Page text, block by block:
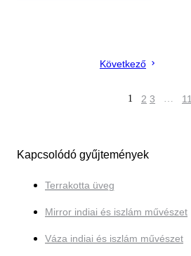
Következő
1 2 3 … 11
Kapcsolódó gyűjtemények
Terrakotta üveg
Mirror indiai és iszlám művészet
Váza indiai és iszlám művészet